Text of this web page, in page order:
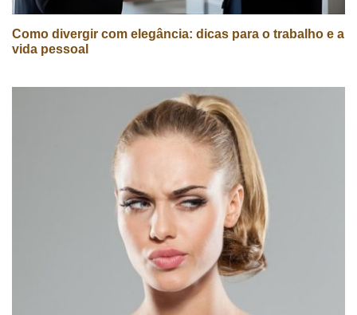
Como divergir com elegância: dicas para o trabalho e a
vida pessoal